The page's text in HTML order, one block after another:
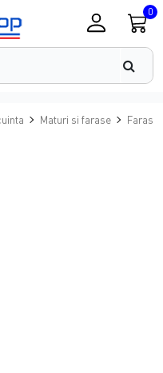
0
Maturi si farase Faras